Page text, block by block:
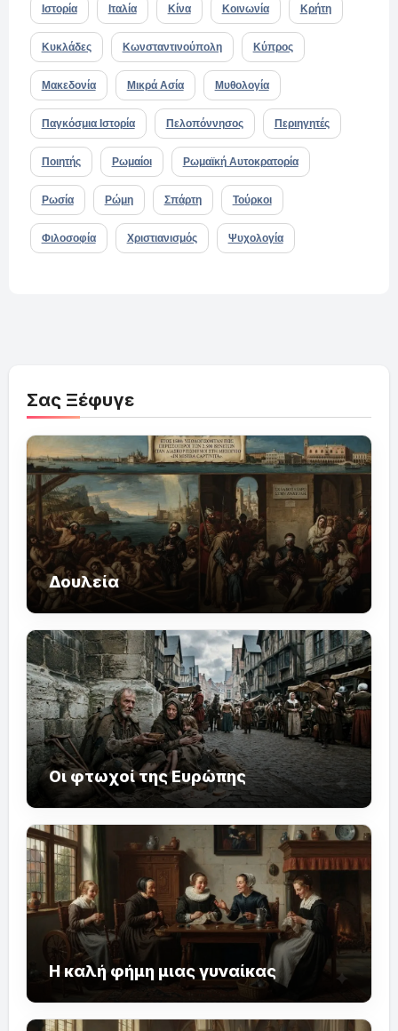
Ιστορία Ιταλία Κίνα Κοινωνία Κρήτη
Κυκλάδες Κωνσταντινούπολη Κύπρος
Μακεδονία Μικρά Ασία Μυθολογία
Παγκόσμια Ιστορία Πελοπόννησος Περιηγητές
Ποιητής Ρωμαίοι Ρωμαϊκή Αυτοκρατορία
Ρωσία Ρώμη Σπάρτη Τούρκοι
Φιλοσοφία Χριστιανισμός Ψυχολογία
Σας Ξέφυγε
Δουλεία
Οι φτωχοί της Ευρώπης
Η καλή φήμη μιας γυναίκας